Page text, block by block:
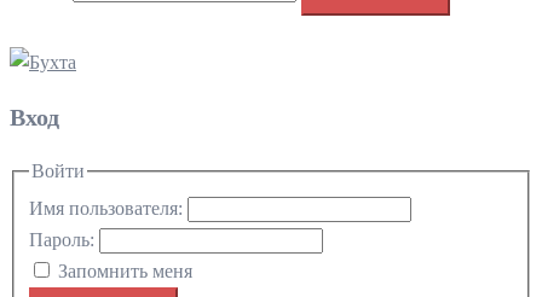
Вход
Войти
Имя пользователя:
Пароль:
Запомнить меня